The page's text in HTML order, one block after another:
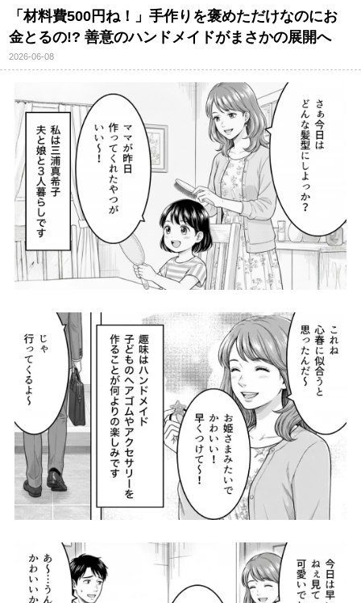
「材料費500円ね！」手作りを褒めただけなのにお
金とるの!? 善意のハンドメイドがまさかの展開へ
2026-06-08